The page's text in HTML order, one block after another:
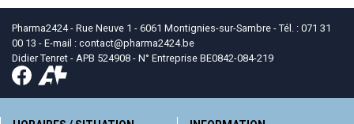
Pharma2424 - Rue Neuve 1 - 6061 Montignies-sur-Sambre - Tél. : 071 31
00 13 - E-mail : contact@pharma2424.be
Didier Tenret - APB 524908 - N° Entreprise BE0842-084-219